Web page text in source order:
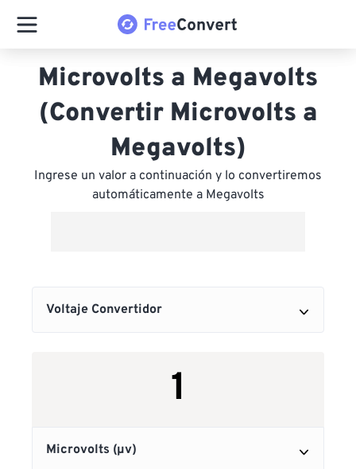
Microvolts a Megavolts
(Convertir Microvolts a
Megavolts)
Ingrese un valor a continuación y lo convertiremos
automáticamente a Megavolts